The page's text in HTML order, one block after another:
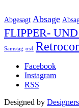
Abgesagt Absage
FLIPPER-
Samstag os4
Facebook
Instagram
RSS
Designed by